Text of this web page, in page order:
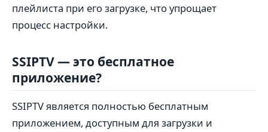
плейлиста при его загрузке, что упрощает
процесс настройки.
SSIPTV — это бесплатное
приложение?
SSIPTV является полностью бесплатным
приложением, доступным для загрузки и